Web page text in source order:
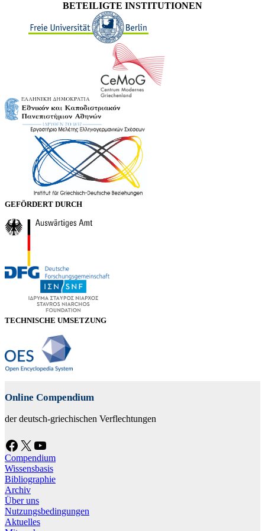
BETEILIGTE INSTITUTIONEN
GEFÖRDERT DURCH
TECHNISCHE UMSETZUNG
Online Compendium
der deutsch-griechischen Verflechtungen
Facebook X YouTube
Compendium
Wissensbasis
Bibliographie
Archiv
Über uns
Nutzungsbedingungen
Aktuelles